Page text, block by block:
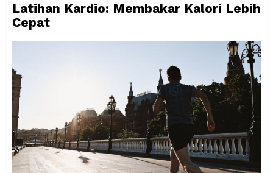
Latihan Kardio: Membakar Kalori Lebih
Cepat